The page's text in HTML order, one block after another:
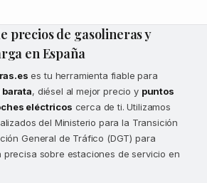
precios de gasolineras y
en España
es tu herramienta fiable para
, diésel al mejor precio y puntos
eléctricos cerca de ti. Utilizamos
del Ministerio para la Transición
General de Tráfico (DGT) para
sobre estaciones de servicio en